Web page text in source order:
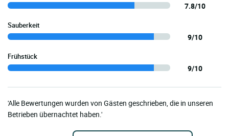
7.8/10
Sauberkeit
9/10
Frühstück
9/10
'Alle Bewertungen wurden von Gästen geschrieben, die in unseren
Betrieben übernachtet haben.'